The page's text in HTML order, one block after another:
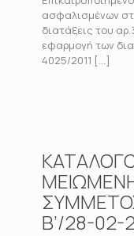
ασφαλισμένων
διατάξεις του
εφαρμογή των
4025/2011 […]
Β’/28-02-